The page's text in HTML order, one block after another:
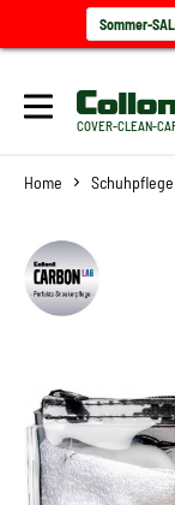
Sommer-
COVER-CLEAN-
Home Schuhpflege